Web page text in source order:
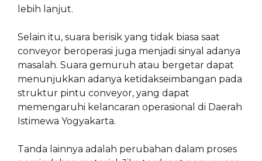
lebih lanjut.
Selain itu, suara berisik yang tidak biasa saat
conveyor beroperasi juga menjadi sinyal adanya
masalah. Suara gemuruh atau bergetar dapat
menunjukkan adanya ketidakseimbangan pada
struktur pintu conveyor, yang dapat
memengaruhi kelancaran operasional di Daerah
Istimewa Yogyakarta.
Tanda lainnya adalah perubahan dalam proses